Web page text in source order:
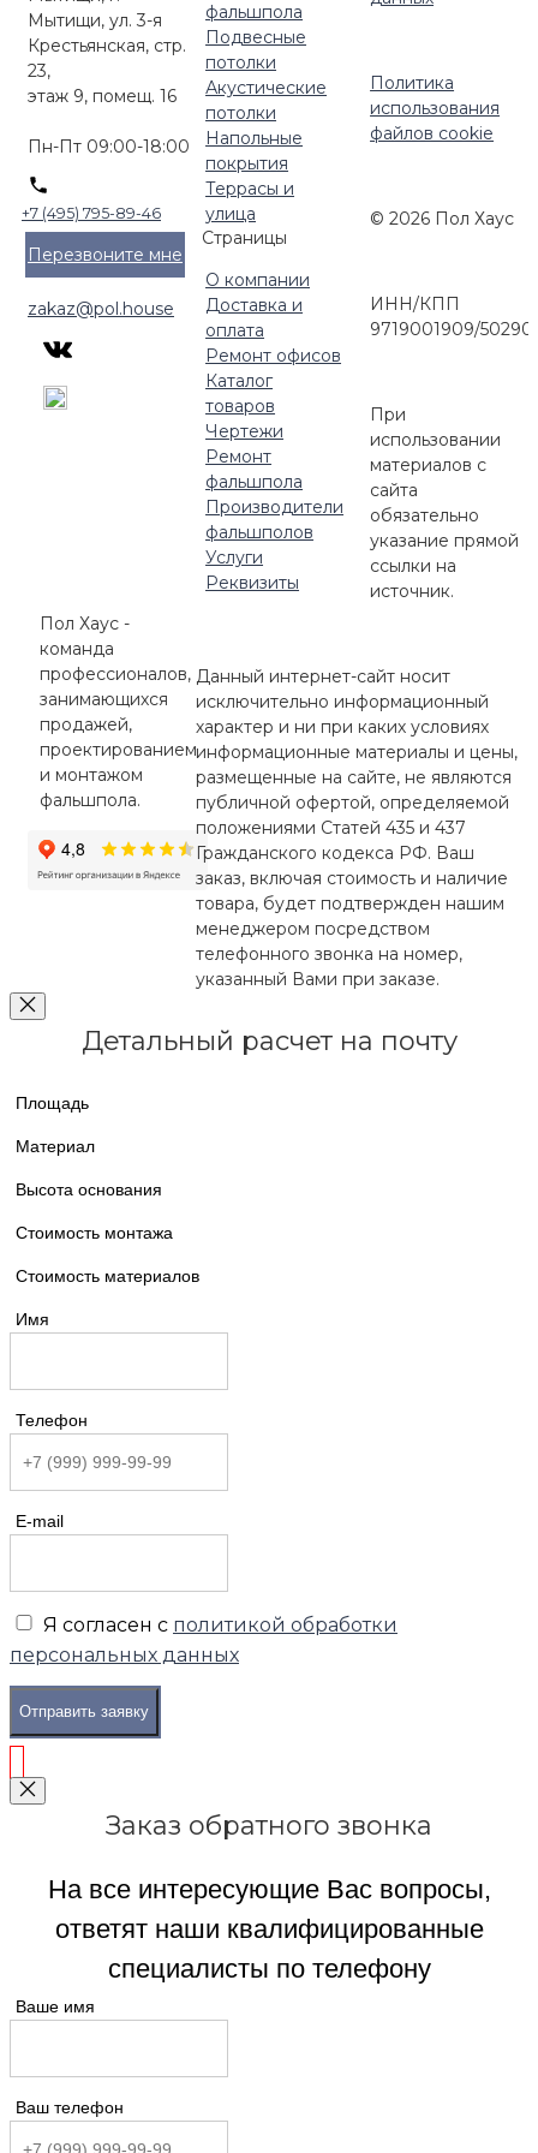
Мытищи, ул. 3-я
Крестьянская, стр.
23,
этаж 9, помещ. 16
Пн-Пт 09:00-18:00
+7 (495) 795-89-46
Перезвоните мне
zakaz@pol.house
фальшпола
Подвесные
потолки
Акустические
потолки
Напольные
покрытия
Террасы и
улица
Страницы
О компании
Доставка и
оплата
Ремонт офисов
Каталог
товаров
Чертежи
Ремонт
фальшпола
Производители
фальшполов
Услуги
Реквизиты
Пол Хаус -
команда
профессионалов,
занимающихся
продажей,
проектированием
и монтажом
фальшпола.
Политика
использования
файлов cookie
© 2026 Пол Хаус
ИНН/КПП
9719001909/
При
использовании
материалов с
сайта
обязательно
указание прямой
ссылки на
источник.
Данный интернет-сайт носит
исключительно информационный
характер и ни при каких условиях
информационные материалы и цены,
размещенные на сайте, не являются
публичной офертой, определяемой
положениями Статей 435 и 437
Гражданского кодекса РФ. Ваш
заказ, включая стоимость и наличие
товара, будет подтвержден нашим
менеджером посредством
телефонного звонка на номер,
указанный Вами при заказе.
Детальный расчет на почту
Площадь
Материал
Высота основания
Стоимость монтажа
Стоимость материалов
Имя
Телефон
E-mail
Я согласен с политикой обработки
персональных данных
Отправить заявку
Заказ обратного звонка
На все интересующие Вас вопросы,
ответят наши квалифицированные
специалисты по телефону
Ваше имя
Ваш телефон